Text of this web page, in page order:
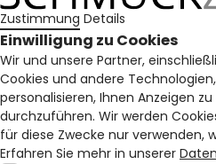
Zustimmung Details
Einwilligung zu Cookies
Wir und unsere Partner,
Cookies und andere
personalisieren, Ihnen Anzeigen
durchzuführen. Wir werden
für diese Zwecke nur verwenden,
Erfahren Sie mehr in unserer